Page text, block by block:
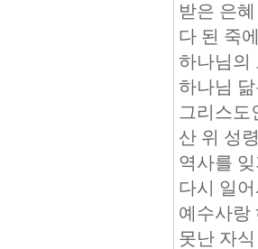
받은 은
다 된 죽
하나님의
하나님
그리스도
산 위 성
역사를
다시 일
예수사랑
못난 자